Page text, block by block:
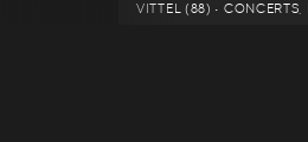
VITTEL (88) • CONCERTS,